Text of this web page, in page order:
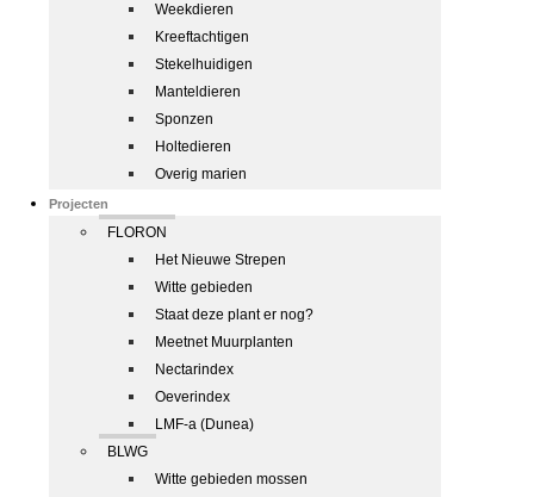
Weekdieren
Kreeftachtigen
Stekelhuidigen
Manteldieren
Sponzen
Holtedieren
Overig marien
Projecten
FLORON
Het Nieuwe Strepen
Witte gebieden
Staat deze plant er nog?
Meetnet Muurplanten
Nectarindex
Oeverindex
LMF-a (Dunea)
BLWG
Witte gebieden mossen